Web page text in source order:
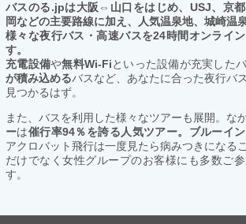
バスのる.jpは大阪⇔山口をはじめ、USJ、京
岡などの主要路線に加え、人気温泉地、城崎温
様々な夜行バス・高速バスを24時間オンライ
す。
充電設備や無料Wi-Fiといった設備が充実したバ
が積み込めるバスなど、あなたに合った夜行バ
見つかるはず。
また、バスを利用した様々なツアーも展開。な
ーは催行率94％を誇る人気ツアー。ブルーイ
アクロバット飛行は一度見たら病みつきになる
だけでなく女性グループのお客様にも多数ご
す。